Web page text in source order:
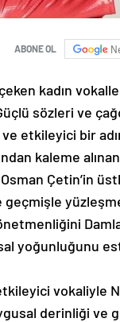
ABONE OL
kadın
sözleri ve
etkileyici bir
kaleme
Çetin’in
yoğunluğunu
vokaliyle
derinliği ve